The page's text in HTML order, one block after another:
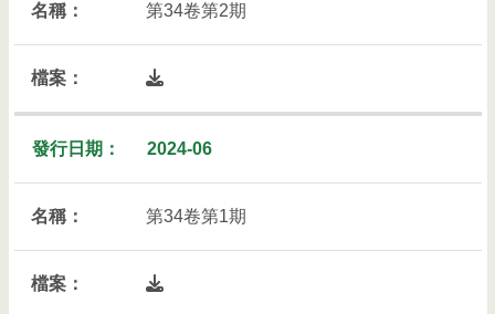
第34卷第2期
開啟檔案下載列表彈出視窗
2024-06
第34卷第1期
開啟檔案下載列表彈出視窗